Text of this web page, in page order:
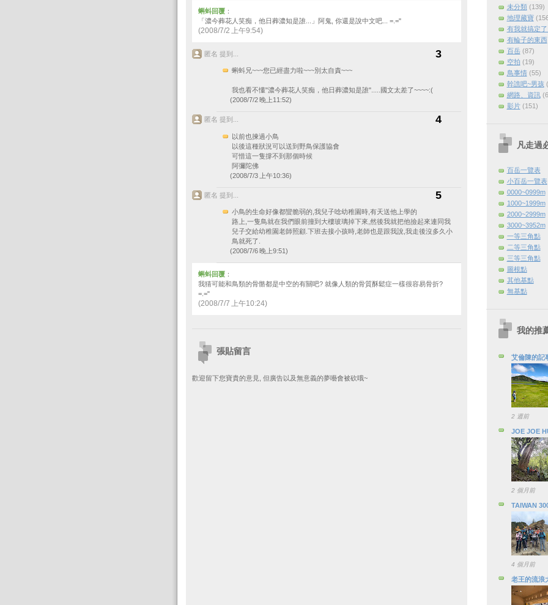
蝌蚪回覆：
「濃今葬花人笑痴，他日葬濃知是誰...」阿鬼, 你還是說中文吧... =.="
(2008/7/2 上午9:54)
匿名 提到... 3
蝌蚪兄~~~您已經盡力啦~~~別太自責~~~
我也看不懂"濃今葬花人笑痴，他日葬濃知是誰".....國文太差了~~~~:(
(2008/7/2 晚上11:52)
匿名 提到... 4
以前也揀過小鳥
以後這種狀況可以送到野鳥保護協會
可惜這一隻撐不到那個時候
阿彌陀佛
(2008/7/3 上午10:36)
匿名 提到... 5
小鳥的生命好像都蠻脆弱的,我兒子唸幼稚園時,有天送他上學的
路上,一隻鳥就在我們眼前撞到大樓玻璃掉下來,然後我就把他撿起來連同我
兒子交給幼稚園老師照顧.下班去接小孩時,老師也是跟我說,我走後沒多久小
鳥就死了.
(2008/7/6 晚上9:51)
蝌蚪回覆：
我猜可能和鳥類的骨骼都是中空的有關吧? 就像人類的骨質酥鬆症一樣很容易骨折?
=.="
(2008/7/7 上午10:24)
張貼留言
歡迎留下您寶貴的意見, 但廣告以及無意義的夢囈會被砍哦~
未分類 (139)
地理藏寶
有我就搞定
有輪子的東西
百岳 (87)
空拍 (19)
鳥事情 (55)
幹譙吧~男孩
網路、資訊
影片 (151)
凡走過
百岳一覽表
小百岳一覽表
0000~0999m
1000~1999m
2000~2999m
3000~3952m
一等三角點
二等三角點
三等三角點
圖根點
其他基點
無基點
我的推
艾倫陳的記
2 週前
JOE JOE
2 個月前
TAIWAN
4 個月前
老王的流浪